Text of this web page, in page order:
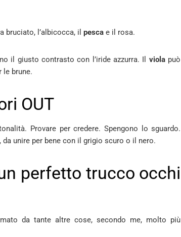
bruciato, l’albicocca, il pesca e il rosa.
il giusto contrasto con l’iride azzurra. Il violapuò
le brune.
OUT
Provare per credere. Spengono lo sguardo.
unire per bene con il grigio scuro o il nero.
perfetto trucco occhi
da tante altre cose, secondo me, molto più